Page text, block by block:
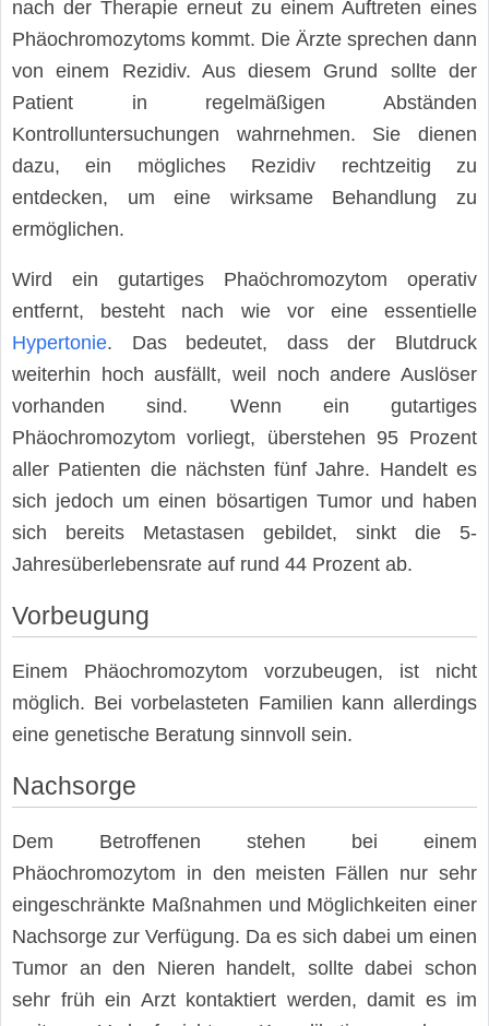
nach der Therapie erneut zu einem Auftreten eines
Phäochromozytoms kommt. Die Ärzte sprechen dann
von einem Rezidiv. Aus diesem Grund sollte der
Patient in regelmäßigen Abständen
Kontrolluntersuchungen wahrnehmen. Sie dienen
dazu, ein mögliches Rezidiv rechtzeitig zu
entdecken, um eine wirksame Behandlung zu
ermöglichen.
Wird ein gutartiges Phaöchromozytom operativ
entfernt, besteht nach wie vor eine essentielle
Hypertonie. Das bedeutet, dass der Blutdruck
weiterhin hoch ausfällt, weil noch andere Auslöser
vorhanden sind. Wenn ein gutartiges
Phäochromozytom vorliegt, überstehen 95 Prozent
aller Patienten die nächsten fünf Jahre. Handelt es
sich jedoch um einen bösartigen Tumor und haben
sich bereits Metastasen gebildet, sinkt die 5-
Jahresüberlebensrate auf rund 44 Prozent ab.
Vorbeugung
Einem Phäochromozytom vorzubeugen, ist nicht
möglich. Bei vorbelasteten Familien kann allerdings
eine genetische Beratung sinnvoll sein.
Nachsorge
Dem Betroffenen stehen bei einem
Phäochromozytom in den meisten Fällen nur sehr
eingeschränkte Maßnahmen und Möglichkeiten einer
Nachsorge zur Verfügung. Da es sich dabei um einen
Tumor an den Nieren handelt, sollte dabei schon
sehr früh ein Arzt kontaktiert werden, damit es im